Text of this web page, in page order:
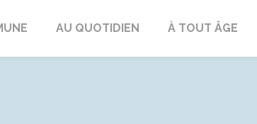
AU QUOTIDIEN À TOUT ÂGE